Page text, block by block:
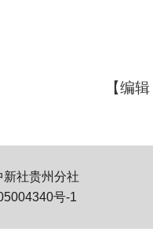
【编
社贵州分社
号-1